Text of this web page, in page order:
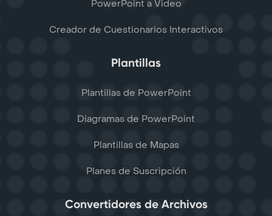
PowerPoint a Video
Creador de Cuestionarios Interactivos
Plantillas
Plantillas de PowerPoint
Diagramas de PowerPoint
Plantillas de Mapas
Planes de Suscripción
Convertidores de Archivos